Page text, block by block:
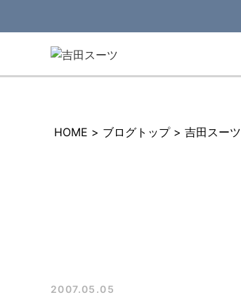
HOME > ブログトップ > 吉田スーツ
2007.05.05